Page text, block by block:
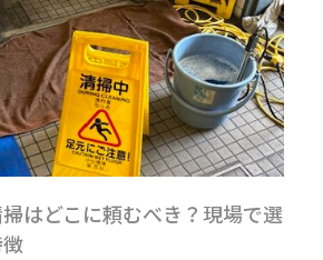
はどこに頼むべき？現場で選